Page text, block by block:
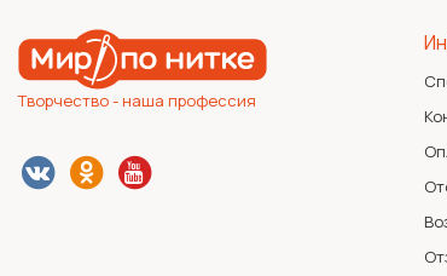
Творчество - наша профессия